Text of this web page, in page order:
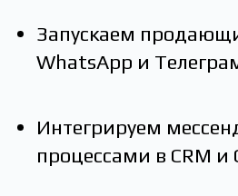
Запускаем
WhatsApp и
Интегрируем
процессами в CRM и